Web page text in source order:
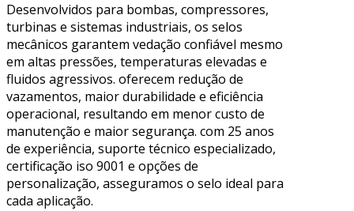
Desenvolvidos para bombas, compressores,
turbinas e sistemas industriais, os selos
mecânicos garantem vedação confiável mesmo
em altas pressões, temperaturas elevadas e
fluidos agressivos. oferecem redução de
vazamentos, maior durabilidade e eficiência
operacional, resultando em menor custo de
manutenção e maior segurança. com 25 anos
de experiência, suporte técnico especializado,
certificação iso 9001 e opções de
personalização, asseguramos o selo ideal para
cada aplicação.